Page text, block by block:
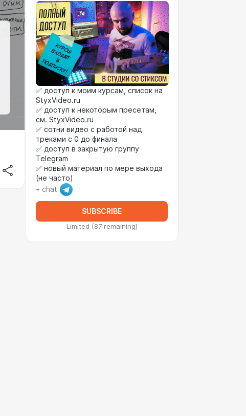
✅ доступ к моим курсам, список на
StyxVideo.ru
✅ доступ к некоторым пресетам,
см. StyxVideo.ru
✅ сотни видео с работой над
треками с 0 до финала
✅ доступ в закрытую группу
Telegram
✅ новый материал по мере выхода
(не часто)
+ chat
SUBSCRIBE
Limited (87 remaining)